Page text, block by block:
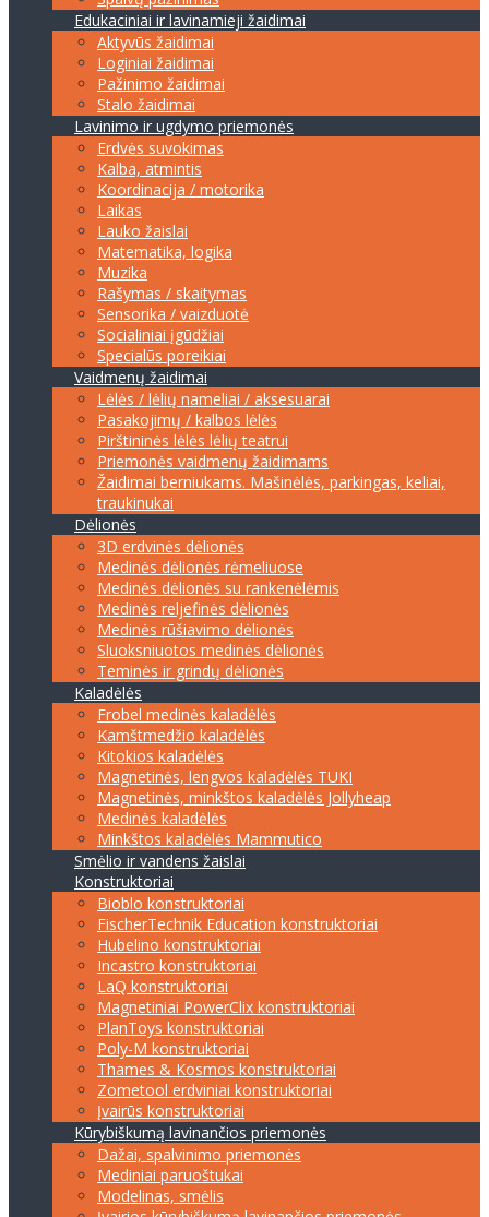
Edukaciniai ir lavinamieji žaidimai
Aktyvūs žaidimai
Loginiai žaidimai
Pažinimo žaidimai
Stalo žaidimai
Lavinimo ir ugdymo priemonės
Erdvės suvokimas
Kalba, atmintis
Koordinacija / motorika
Laikas
Lauko žaislai
Matematika, logika
Muzika
Rašymas / skaitymas
Sensorika / vaizduotė
Socialiniai įgūdžiai
Specialūs poreikiai
Vaidmenų žaidimai
Lėlės / lėlių nameliai / aksesuarai
Pasakojimų / kalbos lėlės
Pirštininės lėlės lėlių teatrui
Priemonės vaidmenų žaidimams
Žaidimai berniukams. Mašinėlės, parkingas, keliai,
traukinukai
Dėlionės
3D erdvinės dėlionės
Medinės dėlionės rėmeliuose
Medinės dėlionės su rankenėlėmis
Medinės reljefinės dėlionės
Medinės rūšiavimo dėlionės
Sluoksniuotos medinės dėlionės
Teminės ir grindų dėlionės
Kaladėlės
Frobel medinės kaladėlės
Kamštmedžio kaladėlės
Kitokios kaladėlės
Magnetinės, lengvos kaladėlės TUKI
Magnetinės, minkštos kaladėlės Jollyheap
Medinės kaladėlės
Minkštos kaladėlės Mammutico
Smėlio ir vandens žaislai
Konstruktoriai
Bioblo konstruktoriai
FischerTechnik Education konstruktoriai
Hubelino konstruktoriai
Incastro konstruktoriai
LaQ konstruktoriai
Magnetiniai PowerClix konstruktoriai
PlanToys konstruktoriai
Poly-M konstruktoriai
Thames & Kosmos konstruktoriai
Zometool erdviniai konstruktoriai
Įvairūs konstruktoriai
Kūrybiškumą lavinančios priemonės
Dažai, spalvinimo priemonės
Mediniai paruoštukai
Modelinas, smėlis